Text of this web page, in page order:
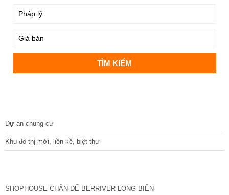
Dự án chung cư
Khu đô thị mới, liền kề, biệt thự
SHOPHOUSE CHÂN ĐẾ BERRIVER LONG BIÊN